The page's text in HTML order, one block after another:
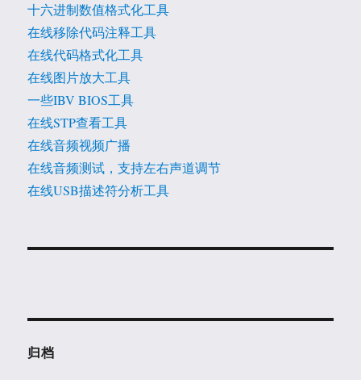
十六进制数值格式化工具
在线移除代码注释工具
在线代码格式化工具
在线图片放大工具
一些IBV BIOS工具
在线STP查看工具
在线音频视频广播
在线音频测试，支持左右声道调节
在线USB描述符分析工具
归档